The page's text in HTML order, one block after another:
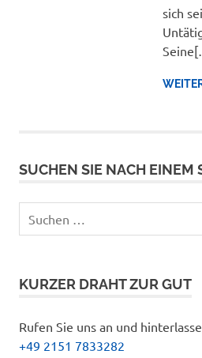
sich
SUCHEN SIE NACH EINEM
nach:
KURZER DRAHT ZUR GUT
Rufen Sie uns an und
+49 2151 7833282